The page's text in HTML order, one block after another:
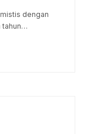
dengan
tahun…